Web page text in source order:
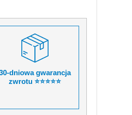
dniowa gwarancja
zwrotu ⭐⭐⭐⭐⭐